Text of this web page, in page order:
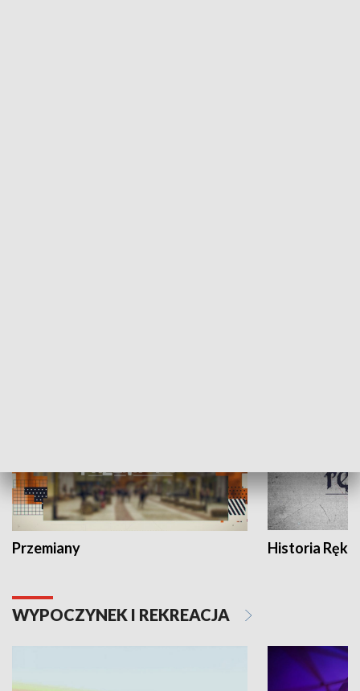
Przemiany Historia Ręką
WYPOCZYNEK I REKREACJA